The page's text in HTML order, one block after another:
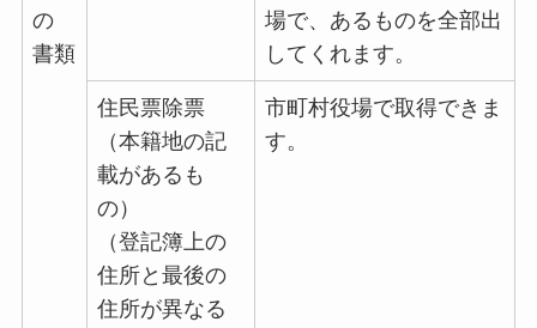
の
書類
場で、あるものを全部出
してくれます。
住民票除票
（本籍地の記
載があるも
の）
（登記簿上の
住所と最後の
住所が異なる
市町村役場で取得できま
す。